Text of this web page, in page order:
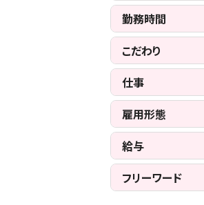
勤務時間
こだわり
仕事
雇用形態
給与
フリーワード